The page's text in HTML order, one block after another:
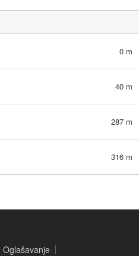
0 m
40 m
287 m
316 m
Oglašavanje